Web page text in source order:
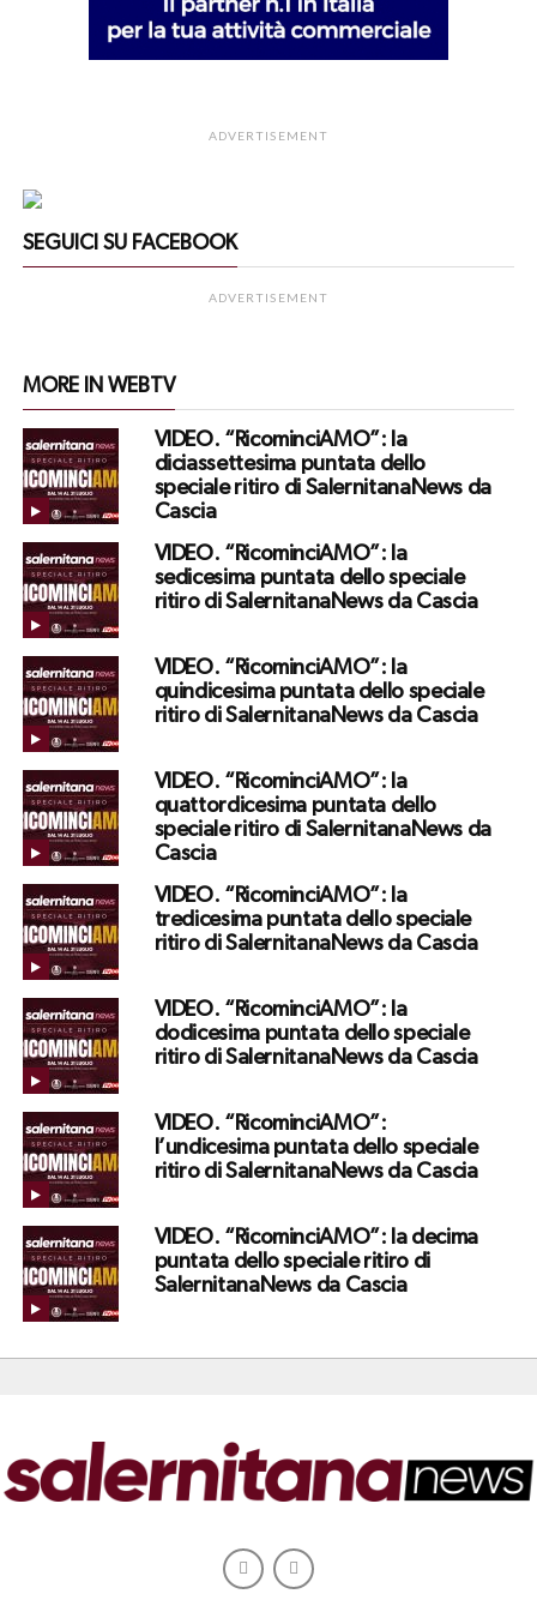
ADVERTISEMENT
SEGUICI SU FACEBOOK
ADVERTISEMENT
MORE IN WEBTV
VIDEO. “RicominciAMO”: la
diciassettesima puntata dello
speciale ritiro di SalernitanaNews da
Cascia
VIDEO. “RicominciAMO”: la
sedicesima puntata dello speciale
ritiro di SalernitanaNews da Cascia
VIDEO. “RicominciAMO”: la
quindicesima puntata dello speciale
ritiro di SalernitanaNews da Cascia
VIDEO. “RicominciAMO”: la
quattordicesima puntata dello
speciale ritiro di SalernitanaNews da
Cascia
VIDEO. “RicominciAMO”: la
tredicesima puntata dello speciale
ritiro di SalernitanaNews da Cascia
VIDEO. “RicominciAMO”: la
dodicesima puntata dello speciale
ritiro di SalernitanaNews da Cascia
VIDEO. “RicominciAMO”:
l’undicesima puntata dello speciale
ritiro di SalernitanaNews da Cascia
VIDEO. “RicominciAMO”: la decima
puntata dello speciale ritiro di
SalernitanaNews da Cascia